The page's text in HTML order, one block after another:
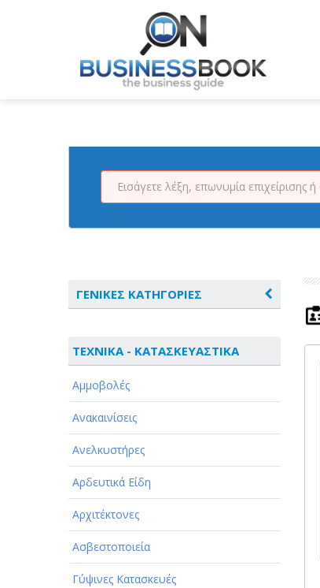
ΓΕΝΙΚΕΣ ΚΑΤΗΓΟΡΙΕΣ
ΑΘΛΗΤΙΣΜΟΣ
ΑΥΤΟΚΙΝΗΤΑ - ΜΗΧΑΝΕΣ - ΣΚΑΦΗ
ΔΙΑΣΚΕΔΑΣΗ - ΨΥΧΑΓΩΓΙΑ - ΤΕΧΝΕΣ
ΔΙΑΦΗΜΙΣΗ - ΜΜΕ
ΕΚΚΛΗΣΙΕΣ - ΦΙΛΑΝΘΡΩΠΙΚΑ
ΣΩΜΑΤΕΙΑ
ΕΚΠΑΙΔΕΥΣΗ - ΣΧΟΛΕΣ
ΕΜΠΟΡΙΟ - ΕΜΠΟΡΙΚΑ ΚΑΤΑΣΤΗΜΑΤΑ
ΤΕΧΝΙΚΑ - ΚΑΤΑΣΚΕΥΑΣΤΙΚΑ
Αμμοβολές
Ανακαινίσεις
Ανελκυστήρες
Αρδευτικά Είδη
Αρχιτέκτονες
Ασβεστοποιεία
Γύψινες Κατασκευές